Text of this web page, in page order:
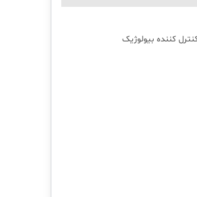
کننده بیولوژیک